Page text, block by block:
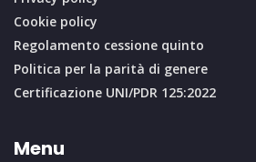
Cookie policy
Regolamento cessione quinto
Politica per la parità di genere
Certificazione UNI/PDR 125:2022
Menu